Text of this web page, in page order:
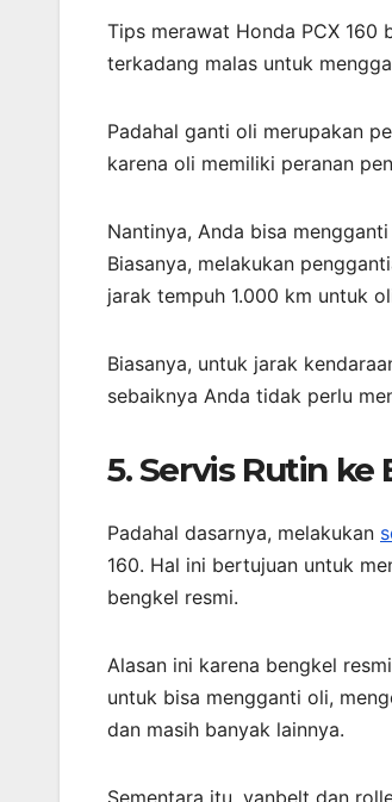
Tips merawat Honda PCX 160
terkadang malas untuk
Padahal ganti oli merupakan
karena oli memiliki peranan
Nantinya, Anda bisa
Biasanya, melakukan
jarak tempuh 1.000 km untuk
Biasanya, untuk jarak
sebaiknya Anda tidak perlu
5. Servis Rutin ke
Padahal dasarnya, melakukan
160. Hal ini bertujuan untuk
bengkel resmi.
Alasan ini karena bengkel
untuk bisa mengganti oli,
dan masih banyak lainnya.
Sementara itu, vanbelt dan